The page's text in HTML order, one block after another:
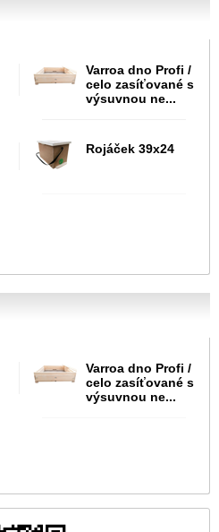
Varroa dno Profi /
celo zasíťované s
výsuvnou ne...
Rojáček 39x24
Varroa dno Profi /
celo zasíťované s
výsuvnou ne...